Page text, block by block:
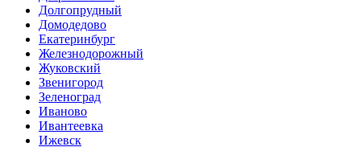
Долгопрудный
Домодедово
Екатеринбург
Железнодорожный
Жуковский
Звенигород
Зеленоград
Иваново
Ивантеевка
Ижевск